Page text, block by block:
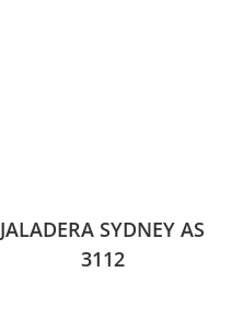
JALADERA SYDNEY AS
3112